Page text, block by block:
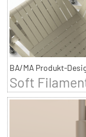
BA/MA Produkt-
Soft